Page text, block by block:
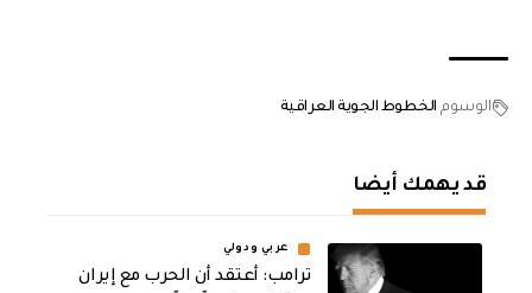
الوسوم الخطوط الجوية العراقية
قد يهمك أيضا
عربي ودولي
‏ترامب: أعتقد أن الحرب مع إيران